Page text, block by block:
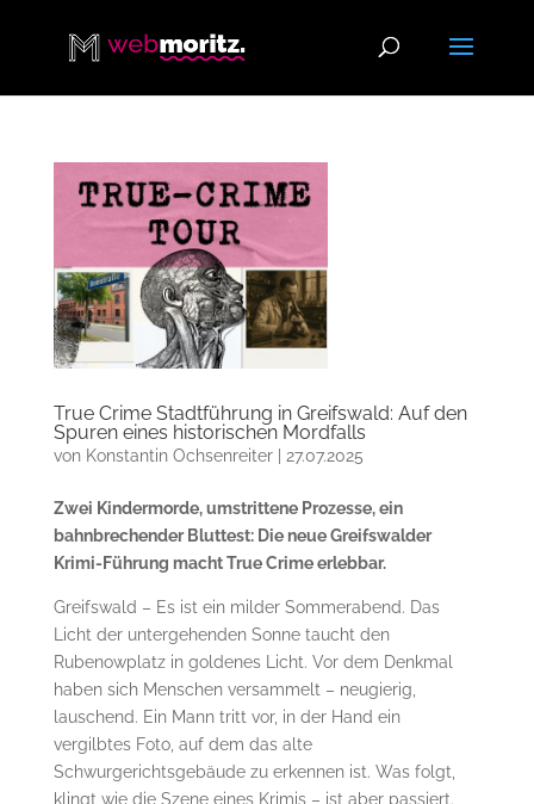
True Crime Stadtführung in Greifswald: Auf den
Spuren eines historischen Mordfalls
von Konstantin Ochsenreiter| 27.07.2025
Zwei Kindermorde, umstrittene Prozesse, ein
bahnbrechender Bluttest: Die neue Greifswalder
Krimi-Führung macht True Crime erlebbar.
Greifswald – Es ist ein milder Sommerabend. Das
Licht der untergehenden Sonne taucht den
Rubenowplatz in goldenes Licht. Vor dem Denkmal
haben sich Menschen versammelt – neugierig,
lauschend. Ein Mann tritt vor, in der Hand ein
vergilbtes Foto, auf dem das alte
Schwurgerichtsgebäude zu erkennen ist. Was folgt,
klingt wie die Szene eines Krimis – ist aber passiert.